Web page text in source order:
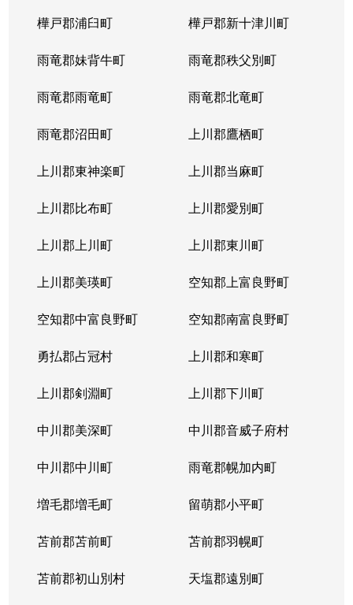
樺戸郡浦臼町 樺戸郡新十津川町
雨竜郡妹背牛町 雨竜郡秩父別町
雨竜郡雨竜町 雨竜郡北竜町
雨竜郡沼田町 上川郡鷹栖町
上川郡東神楽町 上川郡当麻町
上川郡比布町 上川郡愛別町
上川郡上川町 上川郡東川町
上川郡美瑛町 空知郡上富良野町
空知郡中富良野町 空知郡南富良野町
勇払郡占冠村 上川郡和寒町
上川郡剣淵町 上川郡下川町
中川郡美深町 中川郡音威子府村
中川郡中川町 雨竜郡幌加内町
増毛郡増毛町 留萌郡小平町
苫前郡苫前町 苫前郡羽幌町
苫前郡初山別村 天塩郡遠別町